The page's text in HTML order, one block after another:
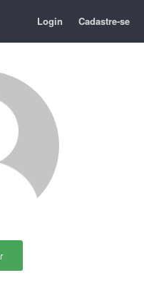
Login Cadastre-se